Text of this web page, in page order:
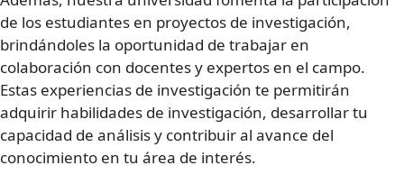
de los estudiantes en proyectos de investigación,
brindándoles la oportunidad de trabajar en
colaboración con docentes y expertos en el campo.
Estas experiencias de investigación te permitirán
adquirir habilidades de investigación, desarrollar tu
capacidad de análisis y contribuir al avance del
conocimiento en tu área de interés.